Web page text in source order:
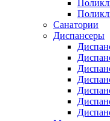
Санатории
Диспансеры